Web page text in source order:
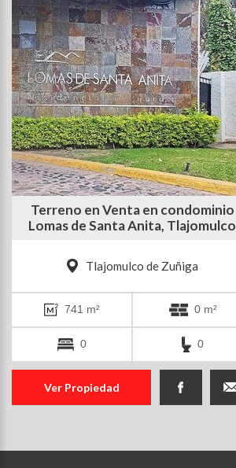
Terreno en Venta en condominio
Lomas de Santa Anita, Tlajomulco
Tlajomulco de Zuñiga
741 m² 0 m²
0 0
Ver Propiedad